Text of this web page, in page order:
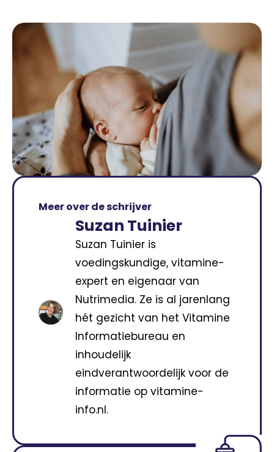
Meer over de schrijver
Suzan Tuinier
Suzan Tuinier is
voedingskundige, vitamine-
expert en eigenaar van
Nutrimedia. Ze is al jarenlang
hét gezicht van het Vitamine
Informatiebureau en
inhoudelijk
eindverantwoordelijk voor de
informatie op vitamine-
info.nl.